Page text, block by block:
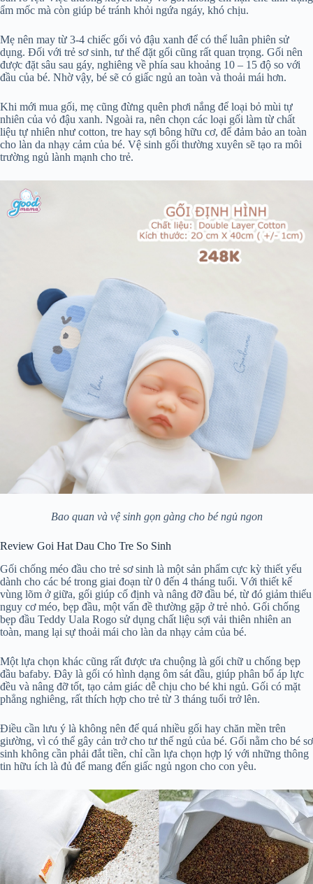
ẩm mốc mà còn giúp bé tránh khỏi ngứa ngáy, khó chịu.
Mẹ nên may từ 3-4 chiếc gối vỏ đậu xanh để có thể luân phiên sử
dụng. Đối với trẻ sơ sinh, tư thế đặt gối cũng rất quan trọng. Gối nên
được đặt sâu sau gáy, nghiêng về phía sau khoảng 10 – 15 độ so với
đầu của bé. Nhờ vậy, bé sẽ có giấc ngủ an toàn và thoải mái hơn.
Khi mới mua gối, mẹ cũng đừng quên phơi nắng để loại bỏ mùi tự
nhiên của vỏ đậu xanh. Ngoài ra, nên chọn các loại gối làm từ chất
liệu tự nhiên như cotton, tre hay sợi bông hữu cơ, để đảm bảo an toàn
cho làn da nhạy cảm của bé. Vệ sinh gối thường xuyên sẽ tạo ra môi
trường ngủ lành mạnh cho trẻ.
Bao quan và vệ sinh gọn gàng cho bé ngủ ngon
Review Goi Hat Dau Cho Tre So Sinh
Gối chống méo đầu cho trẻ sơ sinh là một sản phẩm cực kỳ thiết yếu
dành cho các bé trong giai đoạn từ 0 đến 4 tháng tuổi. Với thiết kế
vùng lõm ở giữa, gối giúp cố định và nâng đỡ đầu bé, từ đó giảm thiểu
nguy cơ méo, bẹp đầu, một vấn đề thường gặp ở trẻ nhỏ. Gối chống
bẹp đầu Teddy Uala Rogo sử dụng chất liệu sợi vải thiên nhiên an
toàn, mang lại sự thoải mái cho làn da nhạy cảm của bé.
Một lựa chọn khác cũng rất được ưa chuộng là gối chữ u chống bẹp
đầu bafaby. Đây là gối có hình dạng ôm sát đầu, giúp phân bổ áp lực
đều và nâng đỡ tốt, tạo cảm giác dễ chịu cho bé khi ngủ. Gối có mặt
phẳng nghiêng, rất thích hợp cho trẻ từ 3 tháng tuổi trở lên.
Điều cần lưu ý là không nên để quá nhiều gối hay chăn mền trên
giường, vì có thể gây cản trở cho tư thế ngủ của bé. Gối nằm cho bé sơ
sinh không cần phải đắt tiền, chỉ cần lựa chọn hợp lý với những thông
tin hữu ích là đủ để mang đến giấc ngủ ngon cho con yêu.